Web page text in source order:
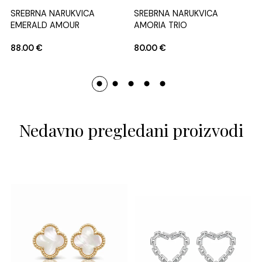
SREBRNA NARUKVICA
EMERALD AMOUR
88.00€
SREBRNA NARUKVICA
AMORIA TRIO
80.00€
Nedavno pregledani proizvodi